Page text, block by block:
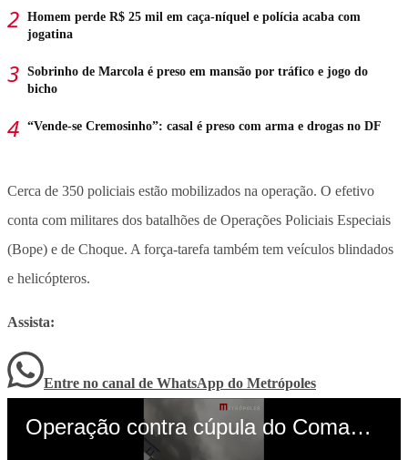
Homem perde R$ 25 mil em caça-níquel e polícia acaba com
jogatina
Sobrinho de Marcola é preso em mansão por tráfico e jogo do
bicho
“Vende-se Cremosinho”: casal é preso com arma e drogas no DF
Cerca de 350 policiais estão mobilizados na operação. O efetivo
conta com militares dos batalhões de Operações Policiais Especiais
(Bope) e de Choque. A força-tarefa também tem veículos blindados
e helicópteros.
Assista:
Entre no canal de WhatsApp do Metrópoles